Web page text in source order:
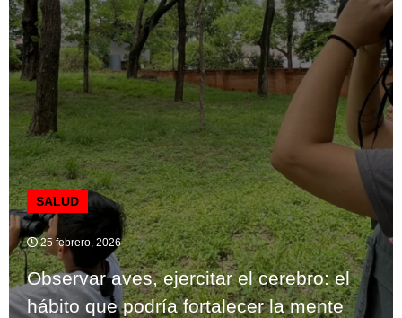
SALUD
25 febrero, 2026
Observar aves, ejercitar el cerebro: el
hábito que podría fortalecer la mente